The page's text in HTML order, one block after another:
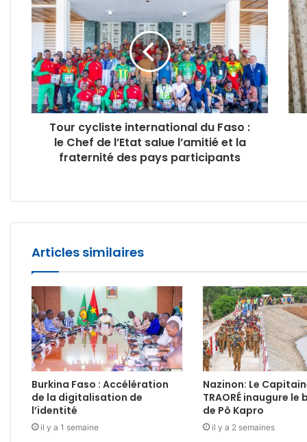
Tour cycliste international du Faso :
le Chef de l’Etat salue l’amitié et la
fraternité des pays participants
Articles similaires
Burkina Faso : Accélération
de la digitalisation de
l’identité
il y a 1 semaine
Nazinon: Le
TRAORÉ inaugure le
de Pô Kapro
il y a 2 semaines